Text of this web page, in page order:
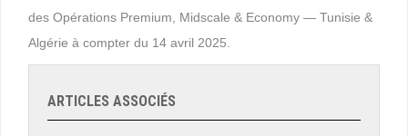
des Opérations Premium, Midscale & Economy — Tunisie &
Algérie à compter du 14 avril 2025.
ARTICLES ASSOCIÉS